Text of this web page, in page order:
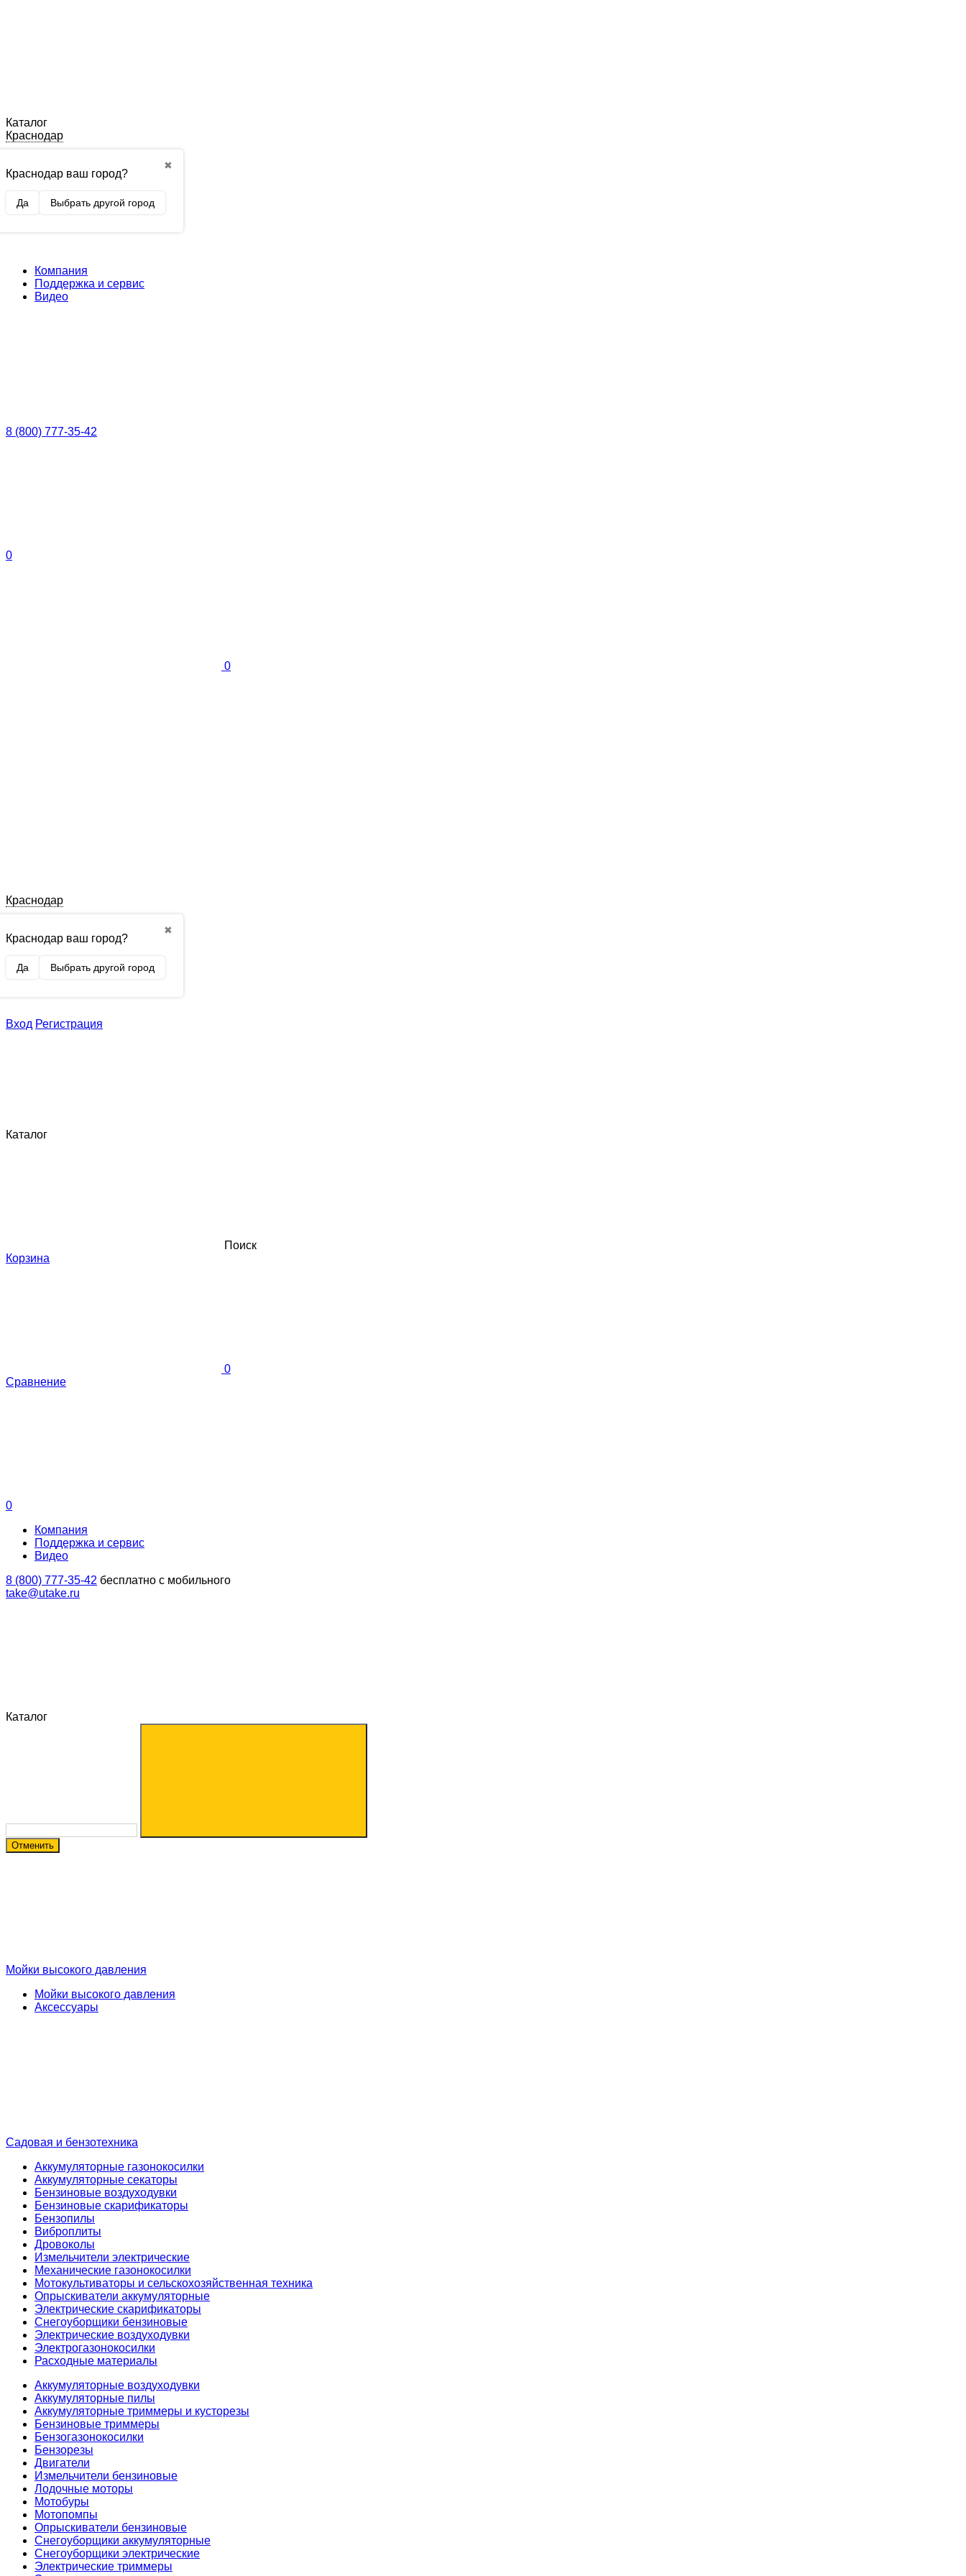
Каталог
Краснодар
✖
Краснодар ваш город?
Да Выбрать другой город
Компания
Поддержка и сервис
Видео
8 (800) 777-35-42
0
0
Краснодар
✖
Краснодар ваш город?
Да Выбрать другой город
Вход Регистрация
Каталог
Поиск
Корзина
0
Сравнение
0
Компания
Поддержка и сервис
Видео
8 (800) 777-35-42 бесплатно с мобильного
take@utake.ru
Каталог
Отменить
Мойки высокого давления
Мойки высокого давления
Аксессуары
Садовая и бензотехника
Аккумуляторные газонокосилки
Аккумуляторные секаторы
Бензиновые воздуходувки
Бензиновые скарификаторы
Бензопилы
Виброплиты
Дровоколы
Измельчители электрические
Механические газонокосилки
Мотокультиваторы и сельскохозяйственная техника
Опрыскиватели аккумуляторные
Электрические скарификаторы
Снегоуборщики бензиновые
Электрические воздуходувки
Электрогазонокосилки
Расходные материалы
Аккумуляторные воздуходувки
Аккумуляторные пилы
Аккумуляторные триммеры и кусторезы
Бензиновые триммеры
Бензогазонокосилки
Бензорезы
Двигатели
Измельчители бензиновые
Лодочные моторы
Мотобуры
Мотопомпы
Опрыскиватели бензиновые
Снегоуборщики аккумуляторные
Снегоуборщики электрические
Электрические триммеры